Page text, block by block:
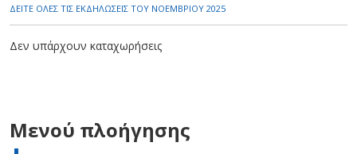
ΔΕΙΤΕ ΟΛΕΣ ΤΙΣ ΕΚΔΗΛΩΣΕΙΣ ΤΟΥ ΝΟΕΜΒΡΙΟΥ 2025
Δεν υπάρχουν καταχωρήσεις
Μενού πλοήγησης